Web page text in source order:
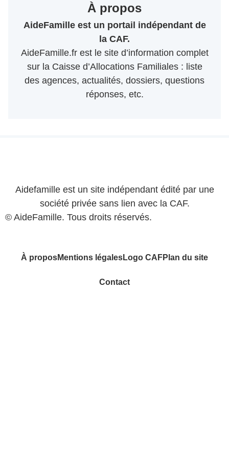
À propos
AideFamille est un portail indépendant de
la CAF.
AideFamille.fr est le site d’information complet
sur la Caisse d’Allocations Familiales : liste
des agences, actualités, dossiers, questions
réponses, etc.
Aidefamille est un site indépendant édité par une
société privée sans lien avec la CAF.
© AideFamille. Tous droits réservés.
À proposMentions légalesLogo CAFPlan du site
Contact